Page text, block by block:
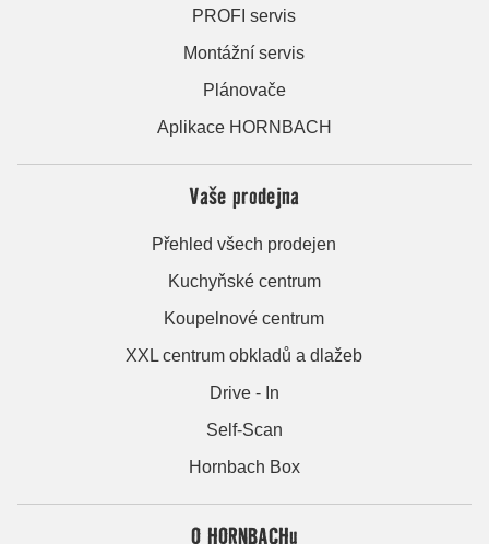
PROFI servis
Montážní servis
Plánovače
Aplikace HORNBACH
Vaše prodejna
Přehled všech prodejen
Kuchyňské centrum
Koupelnové centrum
XXL centrum obkladů a dlažeb
Drive - In
Self-Scan
Hornbach Box
O HORNBACHu